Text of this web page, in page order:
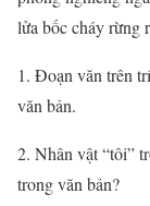
lửa bốc cháy rừng
1. Đoạn văn trên
văn bản.
2. Nhân vật “tôi”
trong văn bản?